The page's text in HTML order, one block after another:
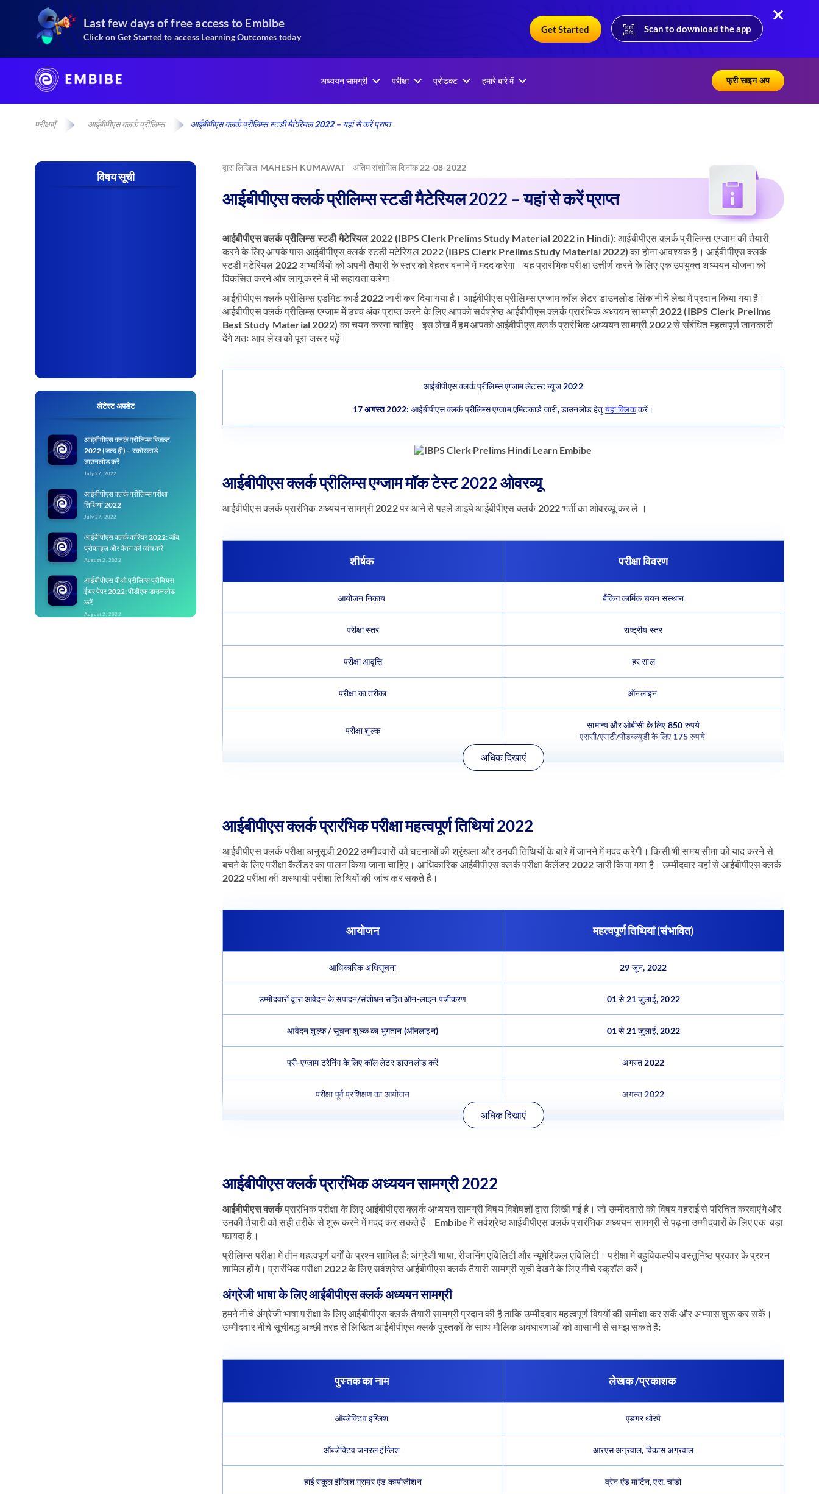
Last few days of free access to Embibe
Click on Get Started to access Learning Outcomes today
Get Started Scan to download the app
अध्ययन सामग्री परीक्षा प्रोडक्ट हमारे बारे में फ्री साइन अप
परीक्षाएँ आईबीपीएस क्लर्क प्रीलिम्स आईबीपीएस क्लर्क प्रीलिम्स स्टडी मैटेरियल 2022 – यहां से करें प्राप्त
विषय सूची
लेटेस्ट अपडेट
आईबीपीएस क्लर्क प्रीलिम्स रिजल्ट
2022 (जल्द ही) – स्कोरकार्ड
डाउनलोड करें
July 27, 2022
आईबीपीएस क्लर्क प्रीलिम्स परीक्षा
तिथियां 2022
July 27, 2022
आईबीपीएस क्लर्क करियर 2022: जॉब
प्रोफाइल और वेतन की जांच करें
August 2, 2022
आईबीपीएस पीओ प्रीलिम्स प्रीवियस
ईयर पेपर 2022: पीडीएफ डाउनलोड
करें
August 2, 2022
द्वारा लिखित MAHESH KUMAWAT अंतिम संशोधित दिनांक 22-08-2022
आईबीपीएस क्लर्क प्रीलिम्स स्टडी मैटेरियल 2022 – यहां से करें प्राप्त
आईबीपीएस क्लर्क प्रीलिम्स स्टडी मैटेरियल 2022 (IBPS Clerk Prelims Study Material 2022 in Hindi):आईबीपीएस क्लर्क प्रीलिम्स एग्जाम की तैयारी
करने के लिए आपके पास आईबीपीएस क्लर्क स्टडी मटेरियल 2022 (IBPS Clerk Prelims Study Material 2022) का होना आवश्यक है। आईबीपीएस क्लर्क
स्टडी मटेरियल 2022 अभ्यर्थियों को अपनी तैयारी के स्तर को बेहतर बनाने में मदद करेगा। यह प्रारंभिक परीक्षा उत्तीर्ण करने के लिए एक उपयुक्त अध्ययन योजना को
विकसित करने और लागू करने में भी सहायता करेगा।
आईबीपीएस क्लर्क प्रीलिम्स ए़डमिट कार्ड 2022 जारी कर दिया गया है। आईबीपीएस प्रीलिम्स एग्जाम कॉल लेटर डाउनलोड लिंक नीचे लेख में प्रदान किया गया है।
आईबीपीएस क्लर्क प्रीलिम्स एग्जाम में उच्च अंक प्राप्त करने के लिए आपको सर्वश्रेष्ठ आईबीपीएस क्लर्क प्रारंभिक अध्ययन सामग्री 2022 (IBPS Clerk Prelims
Best Study Material 2022) का चयन करना चाहिए। इस लेख में हम आपको आईबीपीएस क्लर्क प्रारंभिक अध्ययन सामग्री 2022 से संबंधित महत्वपूर्ण जानकारी
देंगे अतः आप लेख को पूरा जरूर पढ़ें।
आईबीपीएस क्लर्क प्रीलिम्स एग्जाम लेटस्ट न्यूज 2022
17 अगस्त 2022: आईबीपीएस क्लर्क प्रीलिम्स एग्जाम ए़मिटकार्ड जारी, डाउनलोड हेतु यहां क्लिककरें।
आईबीपीएस क्लर्क प्रीलिम्स एग्जाम मॉक टेस्ट 2022 ओवरव्यू
आईबीपीएस क्लर्क प्रारंभिक अध्ययन सामग्री 2022 पर आने से पहले आइये आईबीपीएस क्लर्क 2022 भर्ती का ओवरव्यू कर लें ।
शीर्षक परीक्षा विवरण
आयोजन निकाय बैंकिंग कार्मिक चयन संस्थान
परीक्षा स्तर राष्ट्रीय स्तर
परीक्षा आवृत्ति हर साल
परीक्षा का तरीका ऑनलाइन
परीक्षा शुल्क
सामान्य और ओबीसी के लिए 850 रुपये
एससी/एसटी/पीडब्ल्यूडी के लिए 175 रुपये
अधिक दिखाएं
आईबीपीएस क्लर्क प्रारंभिक परीक्षा महत्वपूर्ण तिथियां 2022
आईबीपीएस क्लर्क परीक्षा अनुसूची 2022 उम्मीदवारों को घटनाओं की श्रृंखला और उनकी तिथियों के बारे में जानने में मदद करेगी। किसी भी समय सीमा को याद करने से
बचने के लिए परीक्षा कैलेंडर का पालन किया जाना चाहिए। आधिकारिक आईबीपीएस क्लर्क परीक्षा कैलेंडर 2022 जारी किया गया है। उम्मीदवार यहां से आईबीपीएस क्लर्क
2022 परीक्षा की अस्थायी परीक्षा तिथियों की जांच कर सकते हैं।
आयोजन महत्वपूर्ण तिथियां (संभावित)
आधिकारिक अधिसूचना 29 जून, 2022
उम्मीदवारों द्वारा आवेदन के संपादन/संशोधन सहित ऑन-लाइन पंजीकरण 01 से 21 जुलाई, 2022
आवेदन शुल्क / सूचना शुल्क का भुगतान (ऑनलाइन) 01 से 21 जुलाई, 2022
प्री-एग्जाम ट्रेनिंग के लिए कॉल लेटर डाउनलोड करें अगस्त 2022
परीक्षा पूर्व प्रशिक्षण का आयोजन अगस्त 2022
अधिक दिखाएं
आईबीपीएस क्लर्क प्रारंभिक अध्ययन सामग्री 2022
आईबीपीएस क्लर्कप्रारंभिक परीक्षा के लिए आईबीपीएस क्लर्क अध्ययन सामग्री विषय विशेषज्ञों द्वारा लिखी गई है। जो उम्मीदवारों को विषय गहराई से परिचित करवाएंगे और
उनकी तैयारी को सही तरीके से शुरू करने में मदद कर सकते हैं। Embibe में सर्वश्रेष्ठ आईबीपीएस क्लर्क प्रारंभिक अध्ययन सामग्री से पढ़ना उम्मीदवारों के लिए एक बड़ा
फायदा है।
प्रीलिम्स परीक्षा में तीन महत्वपूर्ण वर्गों के प्रश्न शामिल हैं: अंग्रेजी भाषा, रीजनिंग एबिलिटी और न्यूमेरिकल एबिलिटी। परीक्षा में बहुविकल्पीय वस्तुनिष्ठ प्रकार के प्रश्न
शामिल होंगे। प्रारंभिक परीक्षा 2022 के लिए सर्वश्रेष्ठ आईबीपीएस क्लर्क तैयारी सामग्री सूची देखने के लिए नीचे स्क्रॉल करें।
अंग्रेजी भाषा के लिए आईबीपीएस क्लर्क अध्ययन सामग्री
हमने नीचे अंग्रेजी भाषा परीक्षा के लिए आईबीपीएस क्लर्क तैयारी सामग्री प्रदान की है ताकि उम्मीदवार महत्वपूर्ण विषयों की समीक्षा कर सकें और अभ्यास शुरू कर सकें।
उम्मीदवार नीचे सूचीबद्ध अच्छी तरह से लिखित आईबीपीएस क्लर्क पुस्तकों के साथ मौलिक अवधारणाओं को आसानी से समझ सकते हैं:
पुस्तक का नाम लेखक /प्रकाशक
ऑब्जेक्टिव इंग्लिश एडगर थोरपे
ऑब्जेक्टिव जनरल इंग्लिश आरएस अग्रवाल, विकास अग्रवाल
हाई स्कूल इंग्लिश ग्रामर एंड कम्पोजीशन व्रेन एंड मार्टिन, एस. चांडो